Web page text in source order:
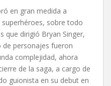
en gran medida a
sobre todo
que dirigió Bryan Singer,
de personajes fueron
complejidad, ahora
de la saga, a cargo de
guionista en su debut en